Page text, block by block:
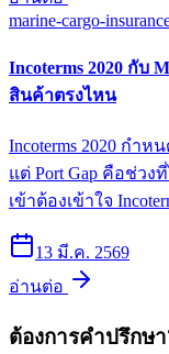
marine-cargo-
Incoterms 2020 กับ
สินค้าตรงไหน
Incoterms 2020 กำ
แต่ Port Gap คือช่ว
เข้าต้องเข้าใจ
13 มี.ค. 2569
อ่านต่อ
ต้องการคำปรึกษา